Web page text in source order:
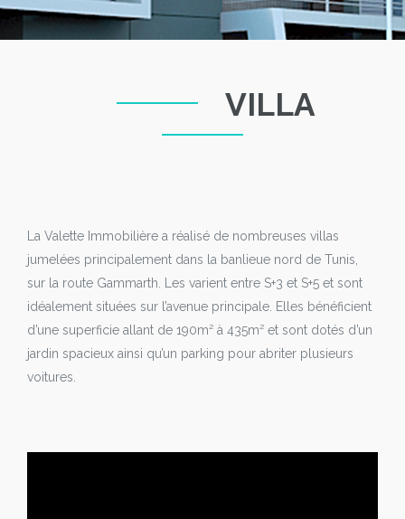
VILLA
La Valette Immobilière a réalisé de nombreuses villas
jumelées principalement dans la banlieue nord de Tunis,
sur la route Gammarth. Les varient entre S+3 et S+5 et sont
idéalement situées sur l’avenue principale. Elles bénéficient
d’une superficie allant de 190m² à 435m² et sont dotés d’un
jardin spacieux ainsi qu’un parking pour abriter plusieurs
voitures.